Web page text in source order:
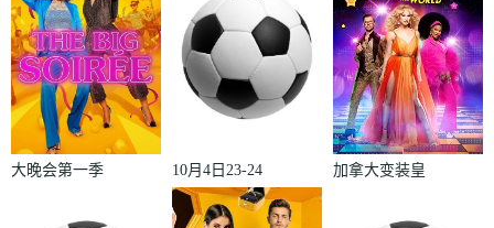
大晚会第一季
10月4日23-24
赛季欧冠小组
加拿大变装皇